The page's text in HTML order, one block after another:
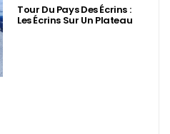
Tour Du Pays Des Écrins :
Les Écrins Sur Un Plateau